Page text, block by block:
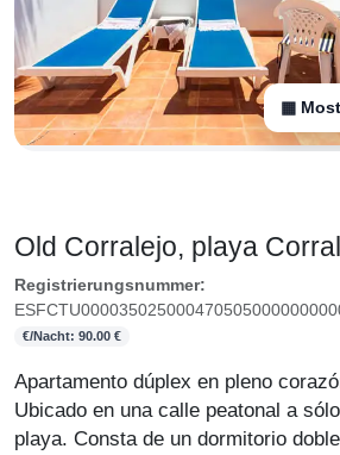
▦
Old Corralejo, playa
Registrierungsnummer:
€/Nacht: 90.00 €
Apartamento dúplex en pleno
Ubicado en una calle peatonal a
playa. Consta de un dormitorio